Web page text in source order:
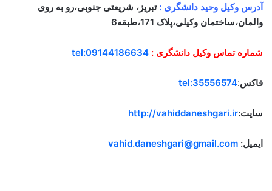
آدرس وکیل وحید دانشگری : تبریز، شریعتی جنوبی،رو به روی
والمان،ساختمان وکیلی،پلاک 171،طبقه6
شماره تماس وکیل دانشگری : tel:09144186634
فاکس:
tel:35556574
سایت:http://vahiddaneshgari.ir
ایمیل: vahid.daneshgari@gmail.com